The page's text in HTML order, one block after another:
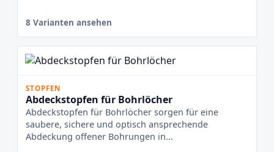
8 Varianten ansehen
STOPFEN
Abdeckstopfen für Bohrlöcher
Abdeckstopfen für Bohrlöcher sorgen für eine
saubere, sichere und optisch ansprechende
Abdeckung offener Bohrungen in...